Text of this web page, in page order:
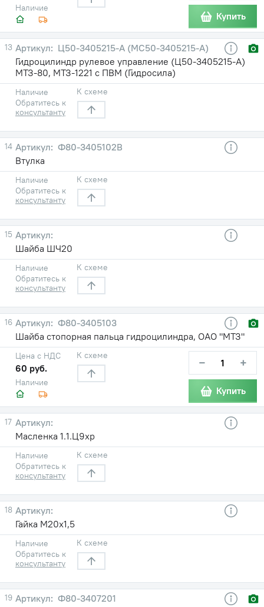
Наличие
Купить
13
Ц50-3405215-А (МС50-3405215-А)
Гидроцилиндр рулевое управление (Ц50-3405215-А)
МТЗ-80, МТЗ-1221 с ПВМ (Гидросила)
Наличие
Обратитесь к
консультанту
К схеме
14
Ф80-3405102В
Втулка
Наличие
Обратитесь к
консультанту
К схеме
15
Шайба ШЧ20
Наличие
Обратитесь к
консультанту
К схеме
16
Ф80-3405103
Шайба стопорная пальца гидроцилиндра, ОАО "МТЗ"
Наличие
Цена с НДС
60 руб.
К схеме − +
Купить
17
Масленка 1.1.Ц9хр
Наличие
Обратитесь к
консультанту
К схеме
18
Гайка М20х1,5
Наличие
Обратитесь к
консультанту
К схеме
19
Ф80-3407201